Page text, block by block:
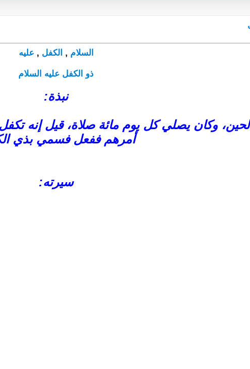
السلام , الكفل ,عليه
ذو الكفل عليه السلام
نبذة:
وكان يصلي كل يوم مائة صلاة، قيل إنه
أمرهم ففعل فسمي بذي
سيرته: